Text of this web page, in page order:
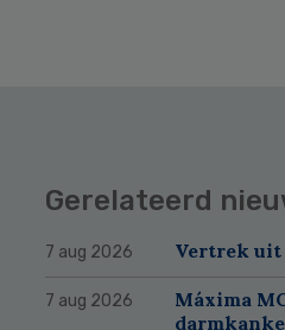
Gerelateerd
7 aug 2026 Vertrek uit
7 aug 2026
Máxima